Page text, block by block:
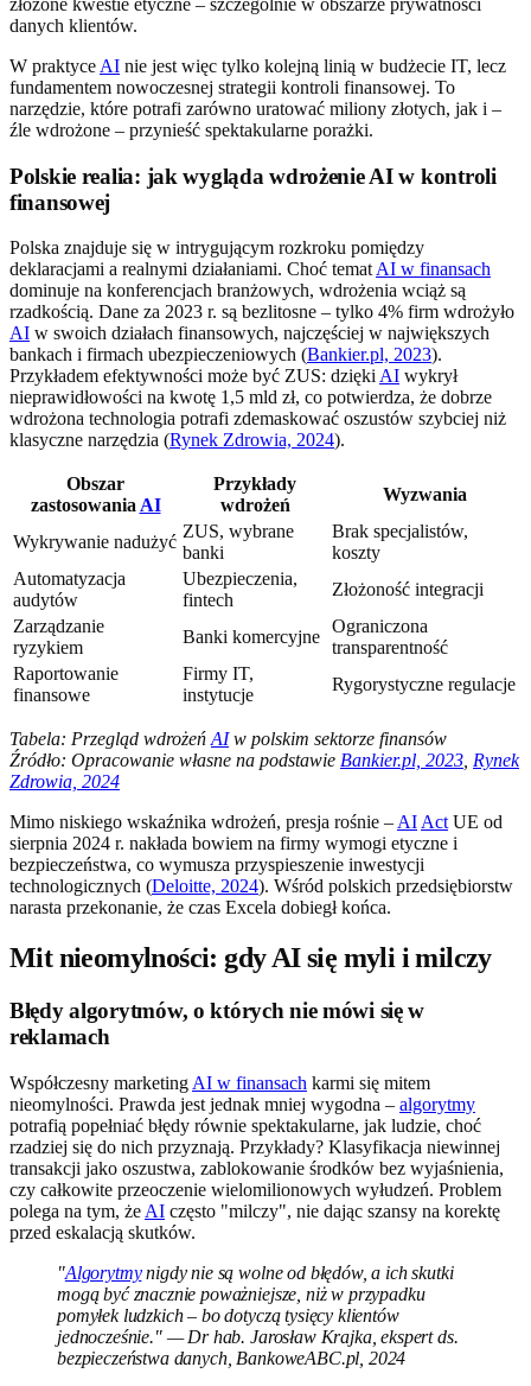
danych klientów.
W praktyce AI nie jest więc tylko kolejną linią w budżecie IT, lecz
fundamentem nowoczesnej strategii kontroli finansowej. To
narzędzie, które potrafi zarówno uratować miliony złotych, jak i –
źle wdrożone – przynieść spektakularne porażki.
Polskie realia: jak wygląda wdrożenie AI w kontroli
finansowej
Polska znajduje się w intrygującym rozkroku pomiędzy
deklaracjami a realnymi działaniami. Choć temat AI w finansach
dominuje na konferencjach branżowych, wdrożenia wciąż są
rzadkością. Dane za 2023 r. są bezlitosne – tylko 4% firm wdrożyło
AI w swoich działach finansowych, najczęściej w największych
bankach i firmach ubezpieczeniowych (Bankier.pl, 2023).
Przykładem efektywności może być ZUS: dzięki AI wykrył
nieprawidłowości na kwotę 1,5 mld zł, co potwierdza, że dobrze
wdrożona technologia potrafi zdemaskować oszustów szybciej niż
klasyczne narzędzia (Rynek Zdrowia, 2024).
Obszar
zastosowania AI
Przykłady
wdrożeń
Wyzwania
Wykrywanie nadużyć
ZUS, wybrane
banki
Brak specjalistów,
koszty
Automatyzacja
audytów
Ubezpieczenia,
fintech
Złożoność integracji
Zarządzanie
ryzykiem
Banki komercyjne
Ograniczona
transparentność
Raportowanie
finansowe
Firmy IT,
instytucje
Rygorystyczne regulacje
Tabela: Przegląd wdrożeń AIw polskim sektorze finansów
Źródło: Opracowanie własne na podstawie Bankier.pl, 2023 Rynek
Zdrowia, 2024
Mimo niskiego wskaźnika wdrożeń, presja rośnie – AI Act UE od
sierpnia 2024 r. nakłada bowiem na firmy wymogi etyczne i
bezpieczeństwa, co wymusza przyspieszenie inwestycji
technologicznych (Deloitte, 2024). Wśród polskich przedsiębiorstw
narasta przekonanie, że czas Excela dobiegł końca.
Mit nieomylności: gdy AI się myli i milczy
Błędy algorytmów, o których nie mówi się w
reklamach
Współczesny marketing AI w finansach karmi się mitem
nieomylności. Prawda jest jednak mniej wygodna – algorytmy
potrafią popełniać błędy równie spektakularne, jak ludzie, choć
rzadziej się do nich przyznają. Przykłady? Klasyfikacja niewinnej
transakcji jako oszustwa, zablokowanie środków bez wyjaśnienia,
czy całkowite przeoczenie wielomilionowych wyłudzeń. Problem
polega na tym, że AI często "milczy", nie dając szansy na korektę
przed eskalacją skutków.
"Algorytmynigdy nie są wolne od błędów, a ich skutki
mogą być znacznie poważniejsze, niż w przypadku
pomyłek ludzkich – bo dotyczą tysięcy klientów
jednocześnie." — Dr hab. Jarosław Krajka, ekspert ds.
bezpieczeństwa danych, BankoweABC.pl, 2024